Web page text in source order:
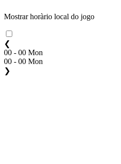
Mostrar horàrio local do jogo
❮
00 - 00 Mon
00 - 00 Mon
❯